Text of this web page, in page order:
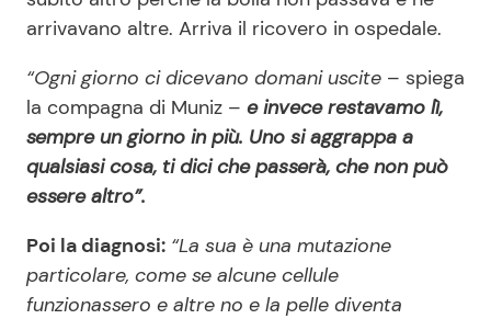
arrivavano altre. Arriva il ricovero in ospedale.
“Ogni giorno ci dicevano domani uscite – spiega
la compagna di Muniz – e invece restavamo lì,
sempre un giorno in più. Uno si aggrappa a
qualsiasi cosa, ti dici che passerà, che non può
essere altro”.
Poi la diagnosi: “La sua è una mutazione
particolare, come se alcune cellule
funzionassero e altre no e la pelle diventa